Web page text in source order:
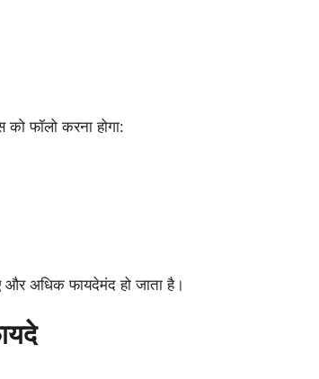
फॉलो करना होगा:
अधिक फायदेमंद हो जाता है।